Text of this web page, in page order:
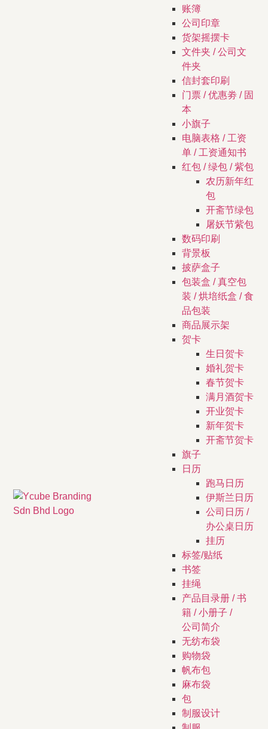
账簿
公司印章
货架摇摆卡
文件夹 / 公司文
件夹
信封套印刷
门票 / 优惠劵 / 固
本
小旗子
电脑表格 / 工资
单 / 工资通知书
红包 / 绿包 / 紫包
农历新年红
包
开斋节绿包
屠妖节紫包
数码印刷
背景板
披萨盒子
包装盒 / 真空包
装 / 烘培纸盒 / 食
品包装
商品展示架
贺卡
生日贺卡
婚礼贺卡
春节贺卡
满月酒贺卡
开业贺卡
新年贺卡
开斋节贺卡
旗子
日历
跑马日历
伊斯兰日历
公司日历 /
办公桌日历
挂历
标签/贴纸
书签
挂绳
产品目录册 / 书
籍 / 小册子 /
公司简介
无纺布袋
购物袋
帆布包
麻布袋
包
制服设计